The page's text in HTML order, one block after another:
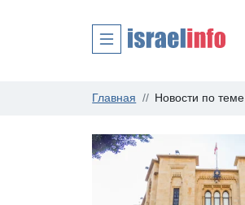
Главная Новости по теме